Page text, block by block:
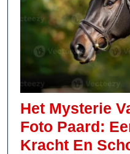
Het Mysterie
Foto Paard:
Kracht En